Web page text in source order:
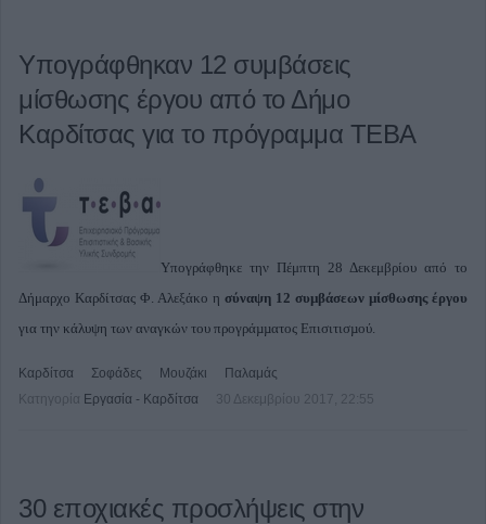
Υπογράφθηκαν 12 συμβάσεις
μίσθωσης έργου από το Δήμο
Καρδίτσας για το πρόγραμμα ΤΕΒΑ
Υπογράφθηκε την Πέμπτη 28 Δεκεμβρίου από το
Δήμαρχο Καρδίτσας Φ. Αλεξάκο η σύναψη 12 συµβάσεων µίσθωσης έργου
για την κάλυψη των αναγκών του προγράµµατος Επισιτισµού.
Καρδίτσα Σοφάδες Μουζάκι
Παλαμάς
Κατηγορία Εργασία - Καρδίτσα 30 Δεκεμβρίου 2017, 22:55
30 εποχιακές προσλήψεις στην